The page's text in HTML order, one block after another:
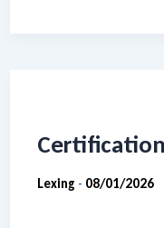
Lexing - 08/01/2026